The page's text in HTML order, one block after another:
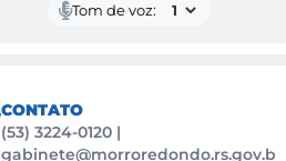
Tom de voz:
CONTATO
(53) 3224-0120 |
gabinete@morroredondo.rs.gov.b